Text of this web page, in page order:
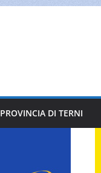
PROVINCIA DI TERNI